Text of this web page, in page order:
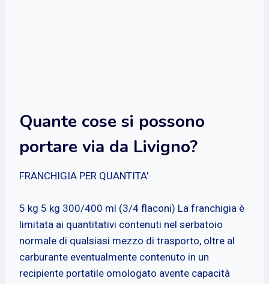
Quante cose si possono
portare via da Livigno?
FRANCHIGIA PER QUANTITA'
5 kg 5 kg 300/400 ml (3/4 flaconi) La franchigia è
limitata ai quantitativi contenuti nel serbatoio
normale di qualsiasi mezzo di trasporto, oltre al
carburante eventualmente contenuto in un
recipiente portatile omologato avente capacità